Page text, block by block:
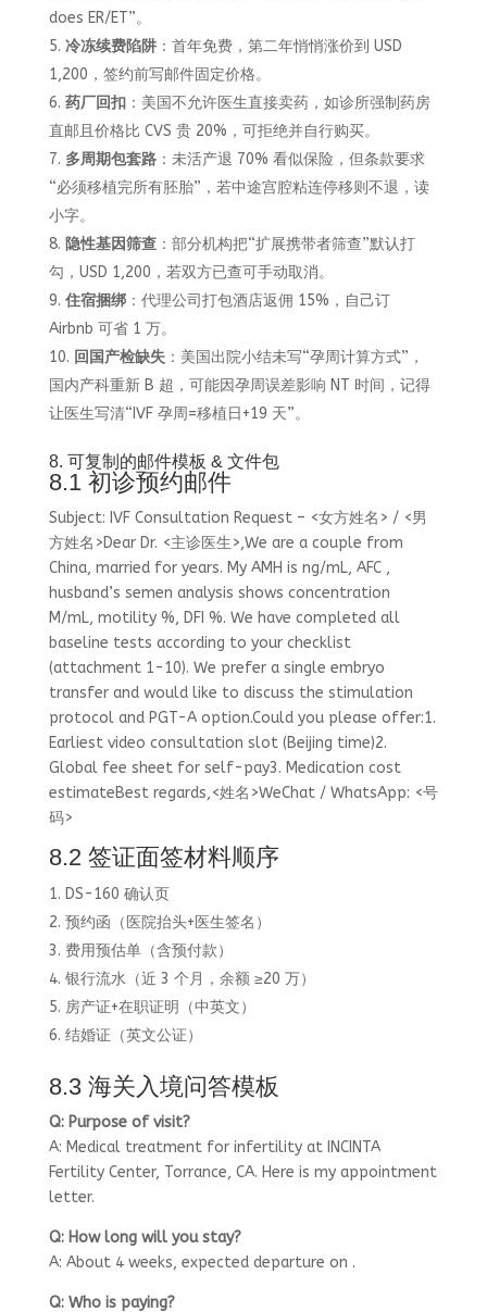
does ER/ET”。
冷冻续费陷阱：首年免费，第二年悄悄涨价到 USD
1,200，签约前写邮件固定价格。
药厂回扣：美国不允许医生直接卖药，如诊所强制药房
直邮且价格比 CVS 贵 20%，可拒绝并自行购买。
多周期包套路：未活产退 70% 看似保险，但条款要求
“必须移植完所有胚胎”，若中途宫腔粘连停移则不退，读
小字。
隐性基因筛查：部分机构把“扩展携带者筛查”默认打
勾，USD 1,200，若双方已查可手动取消。
住宿捆绑：代理公司打包酒店返佣 15%，自己订
Airbnb 可省 1 万。
回国产检缺失：美国出院小结未写“孕周计算方式”，
国内产科重新 B 超，可能因孕周误差影响 NT 时间，记得
让医生写清“IVF 孕周=移植日+19 天”。
8. 可复制的邮件模板 & 文件包
8.1 初诊预约邮件
Subject: IVF Consultation Request – <女方姓名> / <男
方姓名>Dear Dr. <主诊医生>,We are a couple from
China, married for years. My AMH is ng/mL, AFC ,
husband’s semen analysis shows concentration
M/mL, motility %, DFI %. We have completed all
baseline tests according to your checklist
(attachment 1-10). We prefer a single embryo
transfer and would like to discuss the stimulation
protocol and PGT-A option.Could you please offer:1.
Earliest video consultation slot (Beijing time)2.
Global fee sheet for self-pay3. Medication cost
estimateBest regards,<姓名>WeChat / WhatsApp: <号
码>
8.2 签证面签材料顺序
DS-160 确认页
预约函（医院抬头+医生签名）
费用预估单（含预付款）
银行流水（近 3 个月，余额 ≥20 万）
房产证+在职证明（中英文）
结婚证（英文公证）
8.3 海关入境问答模板
Q: Purpose of visit?
A: Medical treatment for infertility at INCINTA
Fertility Center, Torrance, CA. Here is my appointment
letter.
Q: How long will you stay?
A: About 4 weeks, expected departure on .
Q: Who is paying?